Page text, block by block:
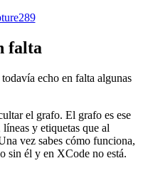
falta
echo en falta algunas
el grafo. El grafo es ese
y etiquetas que al
vez sabes cómo funciona,
sin él y en XCode no está.